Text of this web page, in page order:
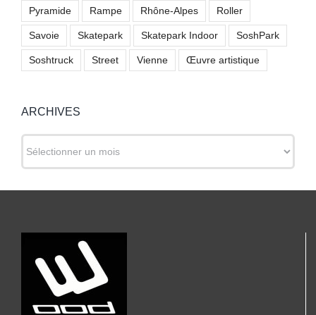
Pyramide Rampe Rhône-Alpes Roller
Savoie Skatepark Skatepark Indoor SoshPark
Soshtruck Street Vienne Œuvre artistique
ARCHIVES